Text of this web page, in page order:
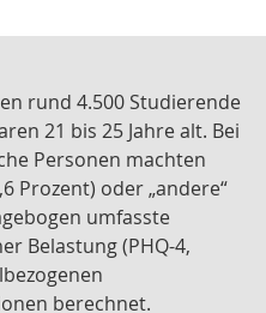
rund 4.500 Studierende
21 bis 25 Jahre alt. Bei
Personen machten
Prozent) oder „andere“
umfasste
Belastung (PHQ-4,
berechnet.